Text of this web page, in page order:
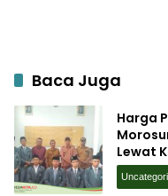
Baca Juga
Harga
Lewat